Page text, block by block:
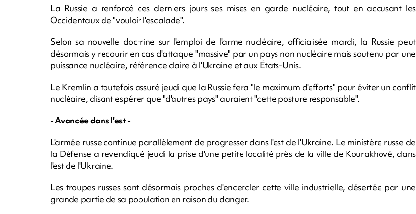
La Russie a renforcé ces derniers jours ses mises en garde nucléaire, tout en accusant les
Occidentaux de "vouloir l'escalade".
Selon sa nouvelle doctrine sur l'emploi de l'arme nucléaire, officialisée mardi, la Russie peut
désormais y recourir en cas d'attaque "massive" par un pays non nucléaire mais soutenu par une
puissance nucléaire, référence claire à l'Ukraine et aux États-Unis.
Le Kremlin a toutefois assuré jeudi que la Russie fera "le maximum d'efforts" pour éviter un conflit
nucléaire, disant espérer que "d'autres pays" auraient "cette posture responsable".
- Avancée dans l'est -
L'armée russe continue parallèlement de progresser dans l'est de l'Ukraine. Le ministère russe de
la Défense a revendiqué jeudi la prise d'une petite localité près de la ville de Kourakhové, dans
l'est de l'Ukraine.
Les troupes russes sont désormais proches d'encercler cette ville industrielle, désertée par une
grande partie de sa population en raison du danger.